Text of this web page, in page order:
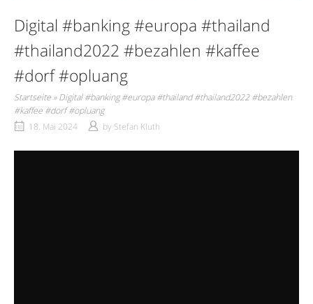
Digital #banking #europa #thailand
#thailand2022 #bezahlen #kaffee
#dorf #opluang
Startseite »Digital #banking #europa #thailand #thailand2022 #bezahlen
#kaffee #dorf #opluang
18. Mai 2024
by Stefan Kluth